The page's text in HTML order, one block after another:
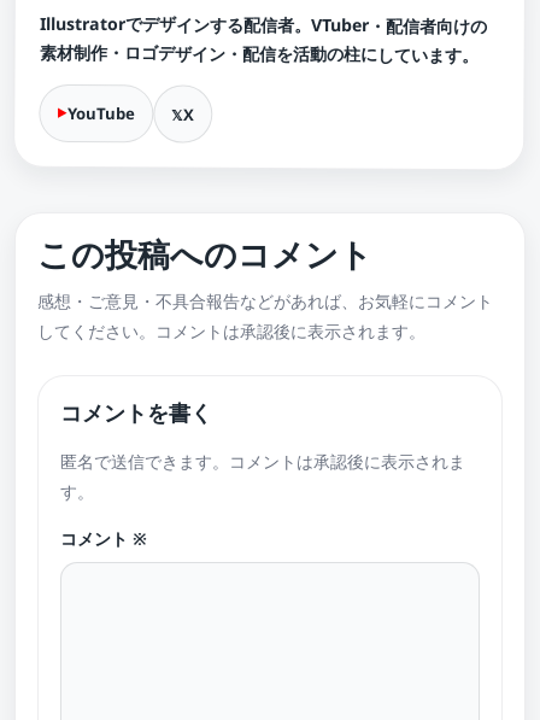
Illustratorでデザインする配信者。VTuber・配信者向けの
素材制作・ロゴデザイン・配信を活動の柱にしています。
YouTube X
この投稿へのコメント
感想・ご意見・不具合報告などがあれば、お気軽にコメント
してください。コメントは承認後に表示されます。
コメントを書く
匿名で送信できます。コメントは承認後に表示されま
す。
コメント ※